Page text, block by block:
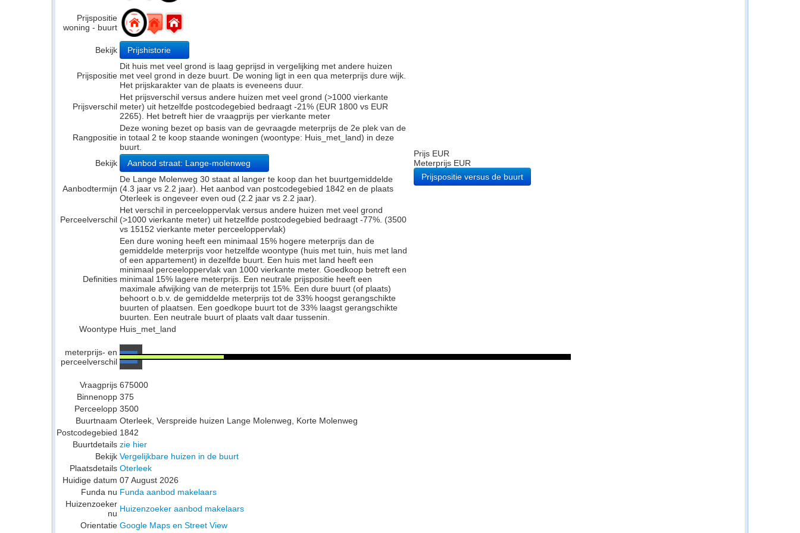
Prijspositie
woning - buurt
Bekijk Prijshistorie
Prijspositie
Dit huis met veel grond is laag geprijsd in vergelijking met andere huizen
met veel grond in deze buurt. De woning ligt in een qua meterprijs dure wijk.
Het prijskarakter van de plaats is eveneens duur.
Prijsverschil
Het prijsverschil versus andere huizen met veel grond (>1000 vierkante
meter) uit hetzelfde postcodegebied bedraagt -21% (EUR 1800 vs EUR
2265). Het betreft hier de vraagprijs per vierkante meter
Rangpositie
Deze woning bezet op basis van de gevraagde meterprijs de 2e plek van de
in totaal 2 te koop staande woningen (woontype: Huis_met_land) in deze
buurt.
Bekijk
Aanbod straat: Lange-molenweg
Aanbodtermijn
De Lange Molenweg 30 staat al langer te koop dan het buurtgemiddelde
(4.3 jaar vs 2.2 jaar). Het aanbod van postcodegebied 1842 en de plaats
Oterleek is ongeveer even oud (2.2 jaar vs 2.2 jaar).
Perceelverschil
Het verschil in perceeloppervlak versus andere huizen met veel grond
(>1000 vierkante meter) uit hetzelfde postcodegebied bedraagt -77%. (3500
vs 15152 vierkante meter perceeloppervlak)
Definities
Een dure woning heeft een minimaal 15% hogere meterprijs dan de
gemiddelde meterprijs voor hetzelfde woontype (huis met tuin, huis met land
of een appartement) in dezelfde buurt. Een huis met land heeft een
minimaal perceeloppervlak van 1000 vierkante meter. Goedkoop betreft een
minimaal 15% lagere meterprijs. Een neutrale prijspositie heeft een
maximale afwijking van de meterprijs tot 15%. Een dure buurt (of plaats)
behoort o.b.v. de gemiddelde meterprijs tot de 33% hoogst gerangschikte
buurten of plaatsen. Een goedkope buurt tot de 33% laagst gerangschikte
buurten. Een neutrale buurt of plaats valt daar tussenin.
Woontype Huis_met_land
meterprijs- en
perceelverschil
Vraagprijs 675000
Binnenopp 375
Perceelopp 3500
Buurtnaam Oterleek, Verspreide huizen Lange Molenweg, Korte Molenweg
Postcodegebied 1842
Buurtdetails zie hier
Bekijk Vergelijkbare huizen in de buurt
Plaatsdetails Oterleek
Huidige datum 07 August 2026
Funda nu Funda aanbod makelaars
Huizenzoeker
nu Huizenzoeker aanbod makelaars
Orientatie Google Maps en Street View
Prijs EUR
Meterprijs EUR
Prijspositie versus de buurt